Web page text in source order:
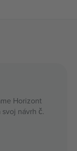
Horizont
návrh č.